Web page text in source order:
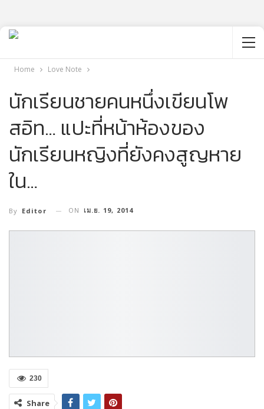
Home Love Note
นักเรียนชายคนหนึ่งเขียนโพ
สอิท… แปะที่หน้าห้องของ
นักเรียนหญิงที่ยังคงสูญหาย
ใน…
By Editor ON เม.ย. 19, 2014
230
Share